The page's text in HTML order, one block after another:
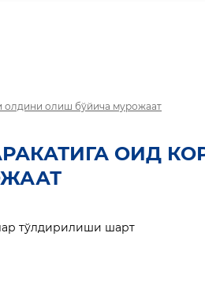
олдини олиш бўйича мурожаат
ОИД
тўлдирилиши шарт